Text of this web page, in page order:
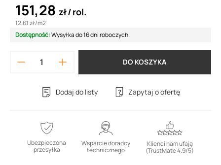
151,28 zł rol.
12,61 zł/m2
Dostępność:Wysyłka do 16 dni roboczych
DO KOSZYKA
Dodaj do listy Zapytaj o ofertę
Ubezpieczona
przesyłka
Wsparcie doradcy
technicznego
Klienci nam ufają
(TrustMate 4.9/5)